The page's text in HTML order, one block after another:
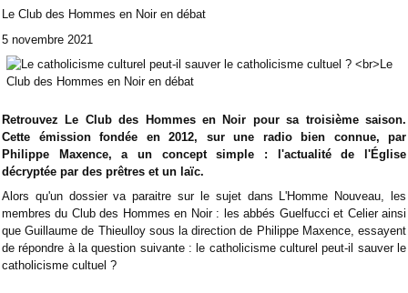
Le Club des Hommes en Noir en débat
5 novembre 2021
Retrouvez Le Club des Hommes en Noir pour sa troisième saison.
Cette émission fondée en 2012, sur une radio bien connue, par
Philippe Maxence, a un concept simple : l'actualité de l'Église
décryptée par des prêtres et un laïc.
Alors qu'un dossier va paraitre sur le sujet dans L'Homme Nouveau, les
membres du Club des Hommes en Noir : les abbés Guelfucci et Celier ainsi
que Guillaume de Thieulloy sous la direction de Philippe Maxence, essayent
de répondre à la question suivante : le catholicisme culturel peut-il sauver le
catholicisme cultuel ?